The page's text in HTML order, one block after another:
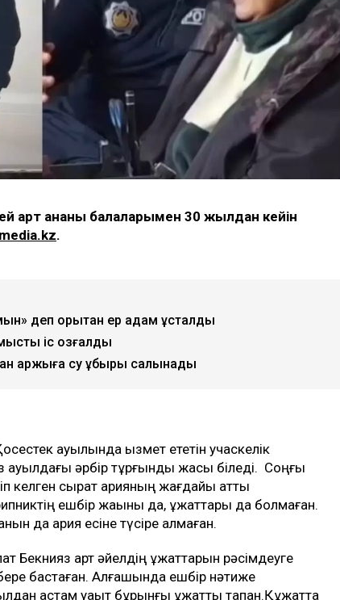
қарт ананы балаларымен 30 жылдан кейін
.
деп қорқытқан ер адам ұсталды
іс қозғалды
қаржыға су құбыры салынады
ауылында қызмет ететін учаскелік
әрбір тұрғынды жақсы біледі. Соңғы
сырқат қарияның жағдайы қатты
ешбір жақыны да, құжаттары да болмаған.
да қария есіне түсіре алмаған.
Бекнияз қарт әйелдің құжаттарын рәсімдеуге
бастаған. Алғашында ешбір нәтиже
астам уақыт бұрынғы құжатты тапқан.Құжатта